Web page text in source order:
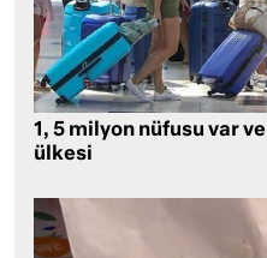
1, 5 milyon nüfusu var
ülkesi